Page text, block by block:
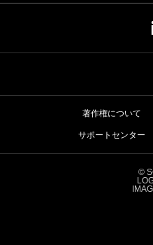
著作権について
サポートセンター
©